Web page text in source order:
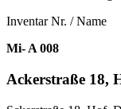
Inventar Nr. / Name
Mi- A 008
Ackerstraße 18,